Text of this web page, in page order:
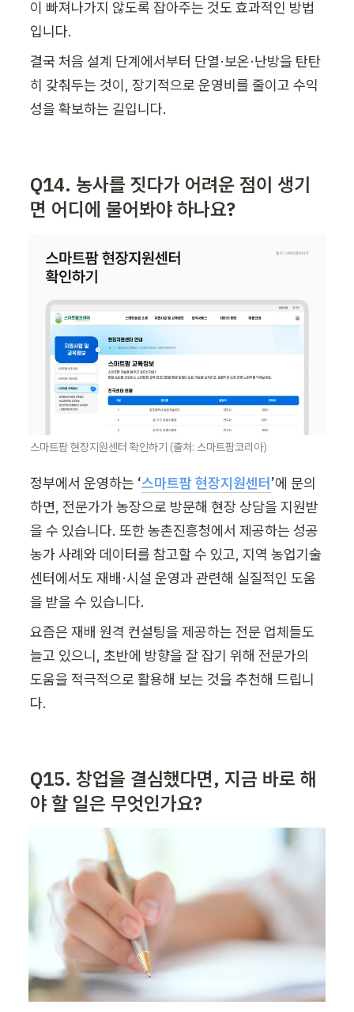
이 빠져나가지 않도록 잡아주는 것도 효과적인 방법
입니다.
결국 처음 설계 단계에서부터 단열·보온·난방을 탄탄
히 갖춰두는 것이, 장기적으로 운영비를 줄이고 수익
성을 확보하는 길입니다.
Q14. 농사를 짓다가 어려운 점이 생기
면 어디에 물어봐야 하나요?
스마트팜 현장지원센터 확인하기 (출처: 스마트팜코리아)
정부에서 운영하는 ‘스마트팜 현장지원센터’에 문의
하면, 전문가가 농장으로 방문해 현장 상담을 지원받
을 수 있습니다. 또한 농촌진흥청에서 제공하는 성공
농가 사례와 데이터를 참고할 수 있고, 지역 농업기술
센터에서도 재배·시설 운영과 관련해 실질적인 도움
을 받을 수 있습니다.
요즘은 재배 원격 컨설팅을 제공하는 전문 업체들도
늘고 있으니, 초반에 방향을 잘 잡기 위해 전문가의
도움을 적극적으로 활용해 보는 것을 추천해 드립니
다.
Q15. 창업을 결심했다면, 지금 바로 해
야 할 일은 무엇인가요?